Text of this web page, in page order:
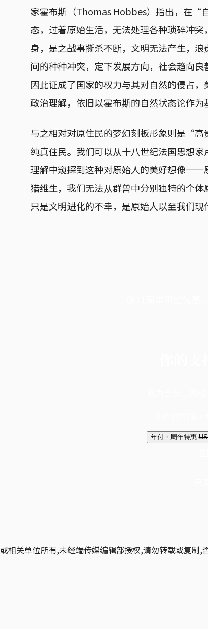
家霍布斯（Thomas Hobbes）指出，在“
态，过着原始生活，无法处理各种琐碎冲
身，是之战事撕杀不断，文明无法产生，
间的种种冲突，定下发展方向，社会趋向
因此证成了国家的权力与其对自然的侵占
政治理解，依旧以霍布斯的自然状态论作为
与之相对对原住民的梦幻刻板形象则是“
纯真住民。我们可以从十八世纪法国思想
理解中窥探到这种对原始人的美好想像——
猎维生，我们无法从群兽中分别独特的个
只是文明进化的不幸，是原始人以至我们现
年付・周年特惠
或相关单位所有,未经端传媒编辑部授权,请勿转载或复制,